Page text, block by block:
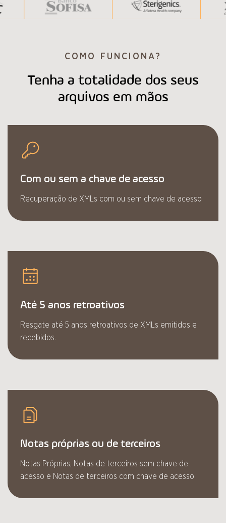
COMO FUNCIONA?
Tenha a totalidade dos seus
arquivos em mãos
Com ou sem a chave de acesso
Recuperação de XMLs com ou sem chave de acesso
Até 5 anos retroativos
Resgate até 5 anos retroativos de XMLs emitidos e
recebidos.
Notas próprias ou de terceiros
Notas Próprias, Notas de terceiros sem chave de
acesso e Notas de terceiros com chave de acesso